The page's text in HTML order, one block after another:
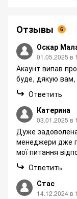
Отзывы 6
Оскар
01.05.2025 в
Акаунт випав
буде, дякую вам,
Ответить
Катерина
03.01.2025 в
Дуже
менеджери дже
мої питання
Ответить
Стас
14.12.2024 в